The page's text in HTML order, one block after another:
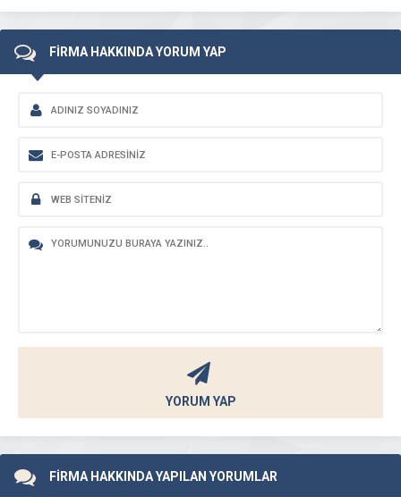
FİRMA HAKKINDA YORUM YAP
YORUM YAP
FİRMA HAKKINDA YAPILAN YORUMLAR